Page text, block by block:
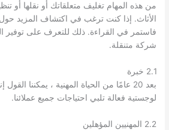
من هذه المهام تغليف متعلقاتك أو نقلها أو
الأثاث. إذا كنت ترغب في اكتشاف المزيد
فاستمر في القراءة. ذلك للتعرف على توفير
شركة متنقلة.
2.1 خبرة
بعد 20 عامًا من الحياة المهنية ، يمكننا
لوجستية فعالة تلبي احتياجات جميع عملائنا.
2.2 المهنيين المؤهلين